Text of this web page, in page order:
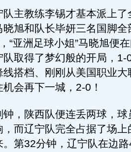
教练李锡才基本派上了
晓旭和队长毕妍三名国脚全
“亚洲足球小姐”马晓旭便
队取得了梦幻般的开局，1-
搭档、刚刚从美国职业大
会再下一城，2-0！
陕西队便连丢两球，球
而辽宁队完全占据了场上
第32分钟，辽宁队在边